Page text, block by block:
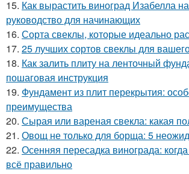
15. Как вырастить виноград Изабелла
руководство для начинающих
16. Сорта свеклы, которые идеально
17. 25 лучших сортов свеклы для
18. Как залить плиту на ленточный
пошаговая инструкция
19. Фундамент из плит перекрытия:
преимущества
20. Сырая или вареная свекла: какая
21. Овощ не только для борща: 5
22. Осенняя пересадка винограда:
всё правильно